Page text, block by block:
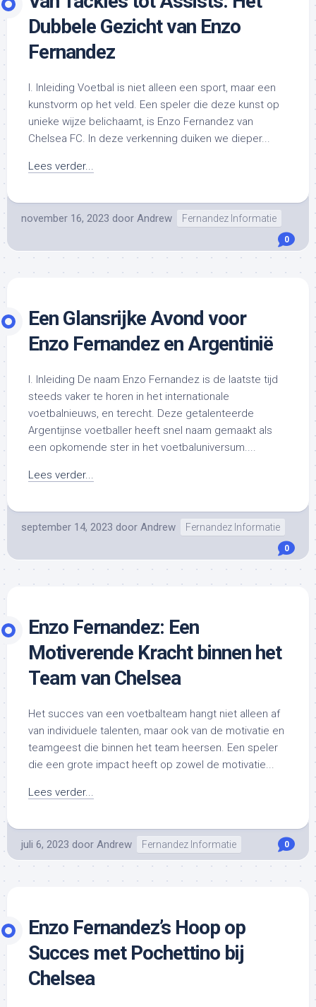
Dubbele Gezicht van Enzo
Fernandez
I. Inleiding Voetbal is niet alleen een sport, maar een
kunstvorm op het veld. Een speler die deze kunst op
unieke wijze belichaamt, is Enzo Fernandez van
Chelsea FC. In deze verkenning duiken we dieper...
Lees verder...
november 16, 2023 door Andrew Fernandez Informatie
0
Een Glansrijke Avond voor
Enzo Fernandez en Argentinië
I. Inleiding De naam Enzo Fernandez is de laatste tijd
steeds vaker te horen in het internationale
voetbalnieuws, en terecht. Deze getalenteerde
Argentijnse voetballer heeft snel naam gemaakt als
een opkomende ster in het voetbaluniversum....
Lees verder...
september 14, 2023 door Andrew Fernandez Informatie
0
Enzo Fernandez: Een
Motiverende Kracht binnen het
Team van Chelsea
Het succes van een voetbalteam hangt niet alleen af
van individuele talenten, maar ook van de motivatie en
teamgeest die binnen het team heersen. Een speler
die een grote impact heeft op zowel de motivatie...
Lees verder...
juli 6, 2023 door Andrew Fernandez Informatie 0
Enzo Fernandez’s Hoop op
Succes met Pochettino bij
Chelsea